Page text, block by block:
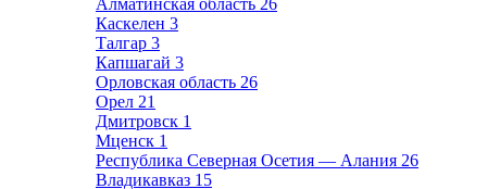
Алматинская область 26
Каскелен 3
Талгар 3
Капшагай 3
Орловская область 26
Орел 21
Дмитровск 1
Мценск 1
Республика Северная Осетия — Алания 26
Владикавказ 15